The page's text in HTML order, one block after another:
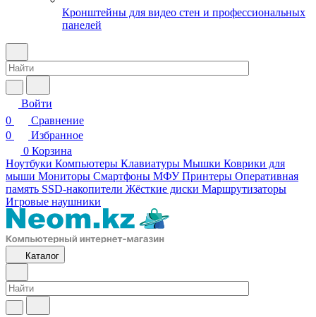
Кронштейны для видео стен и профессиональных
панелей
Войти
0
Сравнение
0
Избранное
0 Корзина
Ноутбуки Компьютеры Клавиатуры Мышки Коврики для
мыши Мониторы Смартфоны МФУ Принтеры Оперативная
память SSD-накопители Жёсткие диски Маршрутизаторы
Игровые наушники
Каталог